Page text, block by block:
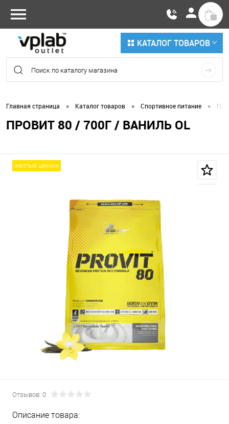
КАТАЛОГ ТОВАРОВ
Главная страница • Каталог товаров • Спортивное питание •
ПРОВИТ 80 / 700Г / ВАНИЛЬ OL
желтый ценник
Отзывов: 0
Описание товара: